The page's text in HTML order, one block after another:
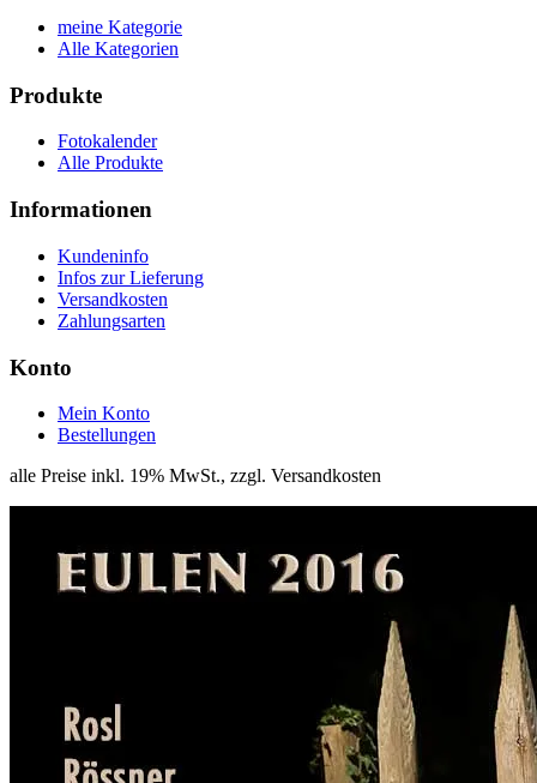
meine Kategorie
Alle Kategorien
Produkte
Fotokalender
Alle Produkte
Informationen
Kundeninfo
Infos zur Lieferung
Versandkosten
Zahlungsarten
Konto
Mein Konto
Bestellungen
alle Preise inkl. 19% MwSt., zzgl. Versandkosten